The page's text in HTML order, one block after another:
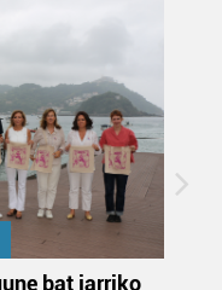
bat jarriko